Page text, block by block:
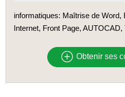
informatiques: Maîtrise de Word,
Internet, Front Page,
Obtenir ses